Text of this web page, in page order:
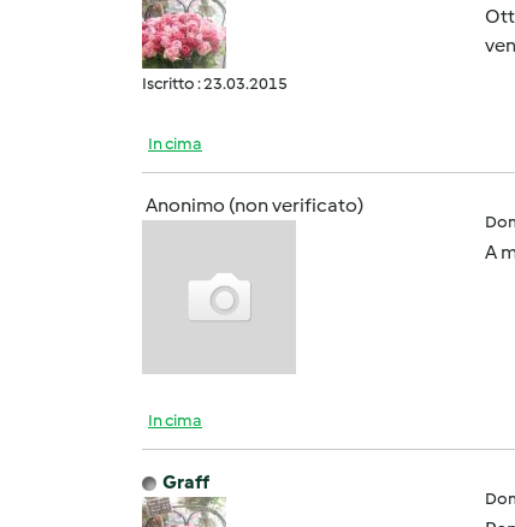
Iscritto : 23.03.2015
In cima
Anonimo (non verificato)
A
In cima
Graff